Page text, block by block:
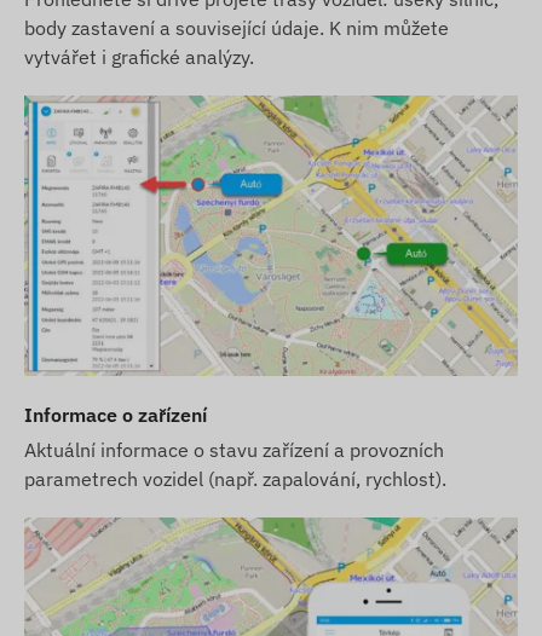
body zastavení a související údaje. K nim můžete
vytvářet i grafické analýzy.
Informace o zařízení
Aktuální informace o stavu zařízení a provozních
parametrech vozidel (např. zapalování, rychlost).